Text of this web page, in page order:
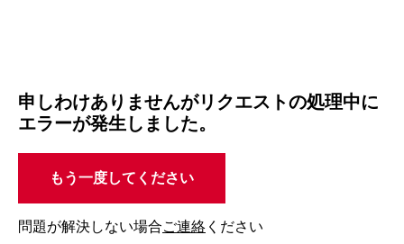
申しわけありませんがリクエストの処理中に
エラーが発生しました。
もう一度してください
問題が解決しない場合ご連絡 ください